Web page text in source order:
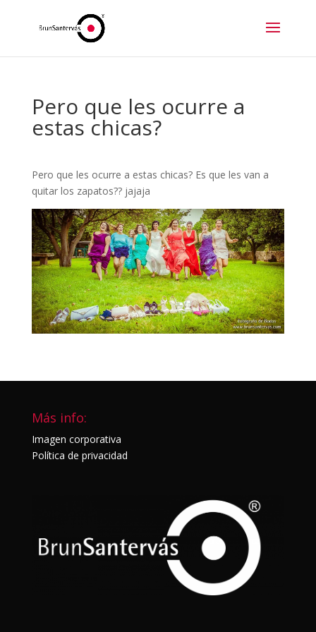
Pero que les ocurre a
estas chicas?
Pero que les ocurre a estas chicas? Es que les van a
quitar los zapatos?? jajaja
Más info:
Imagen corporativa
Política de privacidad